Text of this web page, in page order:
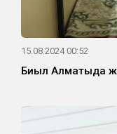
15.08.2024 00:52
Биыл Алматыда